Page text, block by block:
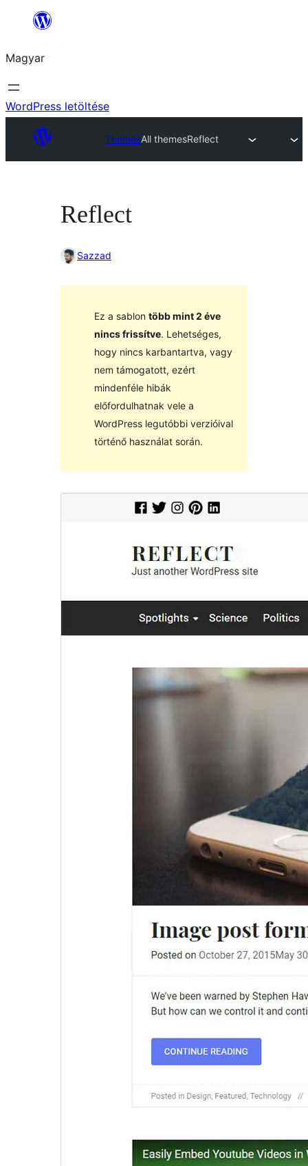
Ugrás
tartalomhoz
Magyar
WordPress letöltése
ThemesAll themesReflect
Reflect
Sazzad
Ez a sablon több mint 2 éve
nincs frissítve. Lehetséges,
hogy nincs karbantartva, vagy
nem támogatott, ezért
mindenféle hibák
előfordulhatnak vele a
WordPress legutóbbi verzióival
történő használat során.